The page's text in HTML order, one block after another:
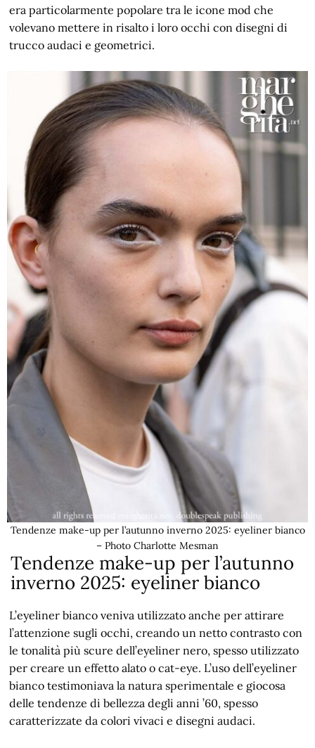
era particolarmente popolare tra le icone mod che
volevano mettere in risalto i loro occhi con disegni di
trucco audaci e geometrici.
Tendenze make-up per l’autunno inverno 2025: eyeliner bianco
– Photo Charlotte Mesman
Tendenze make-up per l’autunno
inverno 2025: eyeliner bianco
L’eyeliner bianco veniva utilizzato anche per attirare
l’attenzione sugli occhi, creando un netto contrasto con
le tonalità più scure dell’eyeliner nero, spesso utilizzato
per creare un effetto alato o cat-eye. L’uso dell’eyeliner
bianco testimoniava la natura sperimentale e giocosa
delle tendenze di bellezza degli anni ’60, spesso
caratterizzate da colori vivaci e disegni audaci.